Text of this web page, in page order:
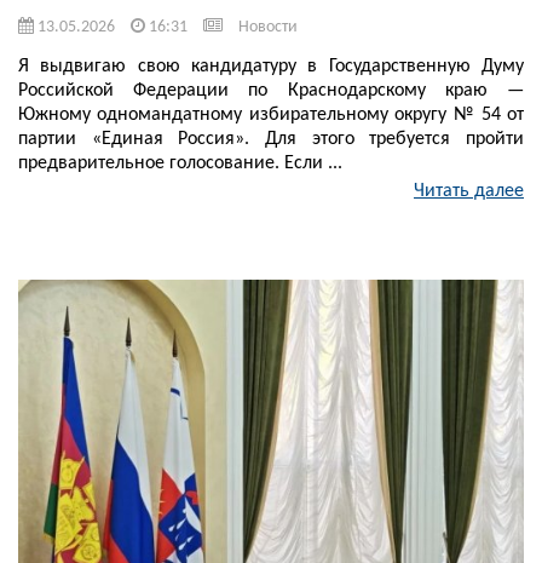
13.05.2026 16:31 Новости
Я выдвигаю свою кандидатуру в Государственную Думу
Российской Федерации по Краснодарскому краю —
Южному одномандатному избирательному округу № 54 от
партии «Единая Россия». Для этого требуется пройти
предварительное голосование. Если ...
Читать далее